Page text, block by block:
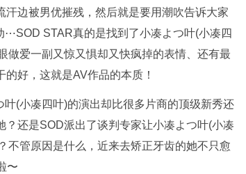
边被男优摧残，然后就是要用潮吹告诉大家
STAR真的是找到了小凑よつ叶(小凑四
做爱一副又惊又惧却又快疯掉的表情、还有最
好，这就是AV作品的本质！
(小凑四叶)的演出却比很多片商的顶级新秀还
还是SOD派出了谈判专家让小凑よつ叶(小凑
不管原因是什么，近来去矫正牙齿的她不只愈
〜